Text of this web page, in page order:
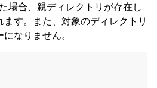
場合、親ディレクトリが存在し
す。また、対象のディレクトリ
なりません。